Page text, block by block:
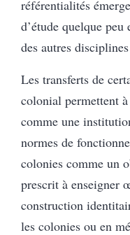
référentialités
d’étude quelque
des autres
Les transferts de
colonial permettent
comme une
normes de
colonies comme un
prescrit à enseigner
construction
les colonies ou en